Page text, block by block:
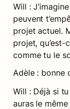
Will :
peuvent
projet actuel.
projet,
comme tu le
Adèle : bonne
Will : Déjà si
auras le